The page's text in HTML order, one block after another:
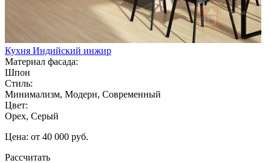
Кухня Индийский инжир
Материал фасада:
Шпон
Стиль:
Минимализм, Модерн, Современный
Цвет:
Орех, Серый
Цена: от 40 000 руб.
Рассчитать